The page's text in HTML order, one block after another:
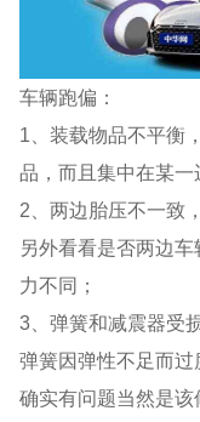
车辆跑偏：
1、装载物品不平衡
品，而且集中在某一
2、两边胎压不一致
另外看看是否两边
力不同；
3、弹簧和减震器受
弹簧因弹性不足而
确实有问题当然是